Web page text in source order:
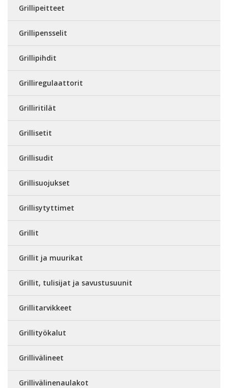
Grillipeitteet
Grillipensselit
Grillipihdit
Grilliregulaattorit
Grilliritilät
Grillisetit
Grillisudit
Grillisuojukset
Grillisytyttimet
Grillit
Grillit ja muurikat
Grillit, tulisijat ja savustusuunit
Grillitarvikkeet
Grillityökalut
Grillivälineet
Grillivälinenaulakot